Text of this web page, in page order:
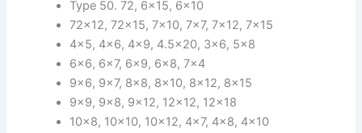
Type 50. 72, 6×15, 6×10
72×12, 72×15, 7×10, 7×7, 7×12, 7×15
4×5, 4×6, 4×9, 4.5×20, 3×6, 5×8
6×6, 6×7, 6×9, 6×8, 7×4
9×6, 9×7, 8×8, 8×10, 8×12, 8×15
9×9, 9×8, 9×12, 12×12, 12×18
10×8, 10×10, 10×12, 4×7, 4×8, 4×10